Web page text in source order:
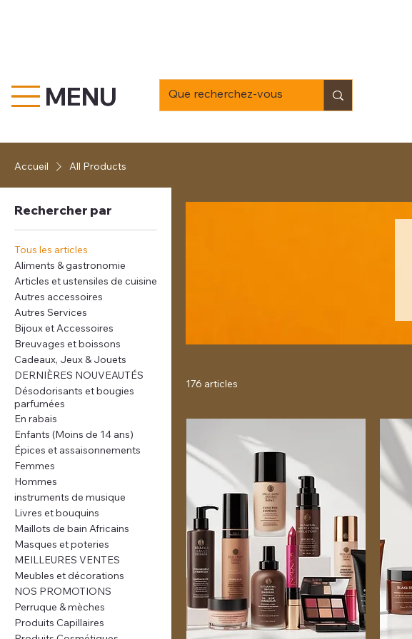
MENU
MENU
Accueil All Products
Rechercher par
Tous les articles
Aliments & gastronomie
Articles et ustensiles de cuisine
Autres accessoires
Autres Services
Bijoux et Accessoires
Breuvages et boissons
Cadeaux, Jeux & Jouets
DERNIÈRES NOUVEAUTÉS
Désodorisants et bougies
parfumées
En rabais
Enfants (Moins de 14 ans)
Épices et assaisonnements
Femmes
Hommes
instruments de musique
Livres et bouquins
Maillots de bain Africains
Masques et poteries
MEILLEURES VENTES
Meubles et décorations
NOS PROMOTIONS
Perruque & mèches
Produits Capillaires
176 articles